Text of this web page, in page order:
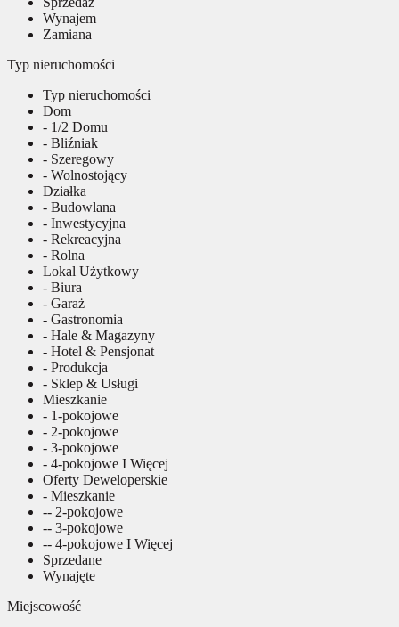
Wynajem
Zamiana
Typ nieruchomości
Typ nieruchomości
Dom
- 1/2 Domu
- Bliźniak
- Szeregowy
- Wolnostojący
Działka
- Budowlana
- Inwestycyjna
- Rekreacyjna
- Rolna
Lokal Użytkowy
- Biura
- Garaż
- Gastronomia
- Hale & Magazyny
- Hotel & Pensjonat
- Produkcja
- Sklep & Usługi
Mieszkanie
- 1-pokojowe
- 2-pokojowe
- 3-pokojowe
- 4-pokojowe I Więcej
Oferty Deweloperskie
- Mieszkanie
-- 2-pokojowe
-- 3-pokojowe
-- 4-pokojowe I Więcej
Sprzedane
Wynajęte
Miejscowość